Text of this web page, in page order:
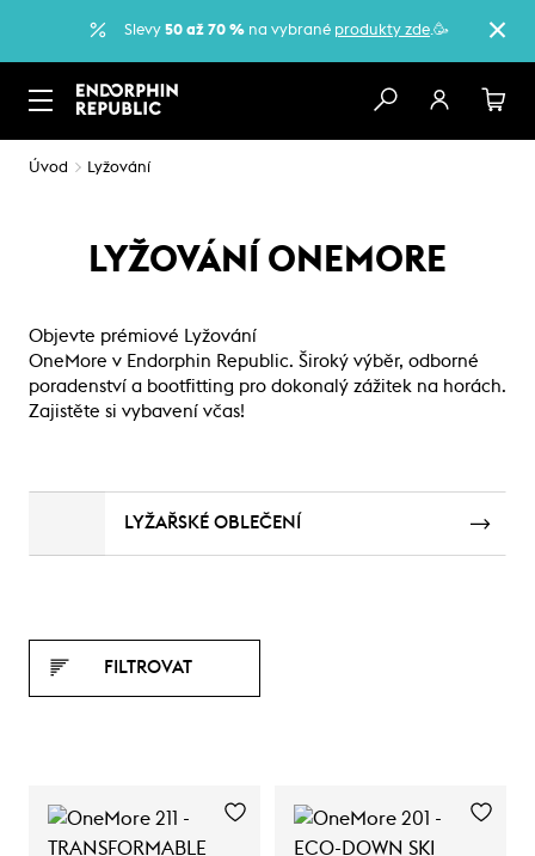
Slevy 50 až 70 % na vybrané produkty zde.🥳
Úvod Lyžování
LYŽOVÁNÍ ONEMORE
Objevte prémiové Lyžování
OneMore v Endorphin Republic. Široký výběr, odborné
poradenství a bootfitting pro dokonalý zážitek na horách.
Zajistěte si vybavení včas!
LYŽAŘSKÉ OBLEČENÍ
FILTROVAT